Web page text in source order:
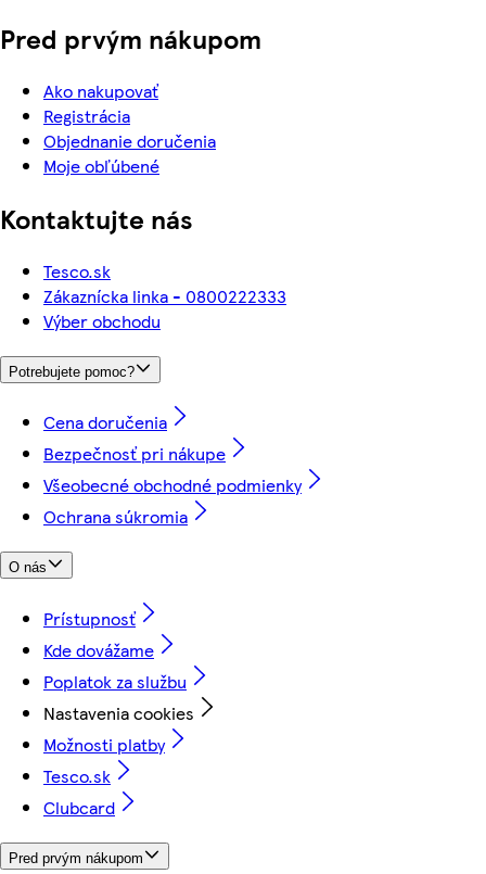
Pred prvým nákupom
Ako nakupovať
Registrácia
Objednanie doručenia
Moje obľúbené
Kontaktujte nás
Tesco.sk
Zákaznícka linka - 0800222333
Výber obchodu
Potrebujete pomoc?
Cena doručenia
Bezpečnosť pri nákupe
Všeobecné obchodné podmienky
Ochrana súkromia
O nás
Prístupnosť
Kde dovážame
Poplatok za službu
Nastavenia cookies
Možnosti platby
Tesco.sk
Clubcard
Pred prvým nákupom